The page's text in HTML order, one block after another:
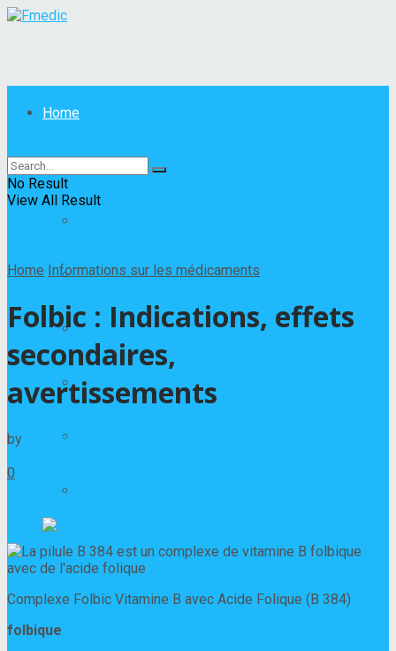
Home
Maladies
Autres maladies
Cancer
Maladies de la peau
No Result
View All Result
Home Informations sur les médicaments
Folbic : Indications, effets
secondaires,
avertissements
by
Dr Gilbert Barbier
0
Complexe Folbic Vitamine B avec Acide Folique (B 384)
folbique